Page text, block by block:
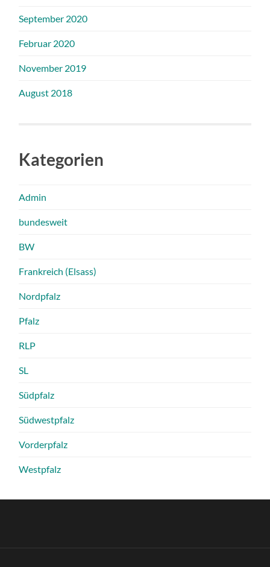
September 2020
Februar 2020
November 2019
August 2018
Kategorien
Admin
bundesweit
BW
Frankreich (Elsass)
Nordpfalz
Pfalz
RLP
SL
Südpfalz
Südwestpfalz
Vorderpfalz
Westpfalz